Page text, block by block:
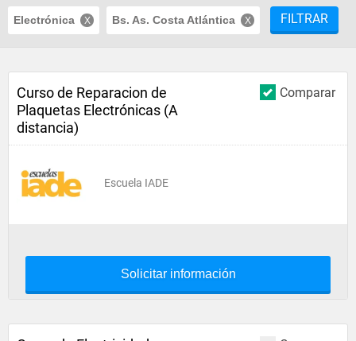
Electrónica Bs. As. Costa Atlántica FILTRAR
Comparar
Curso de Reparacion de
Plaquetas Electrónicas (A
distancia)
Escuela IADE
Solicitar información